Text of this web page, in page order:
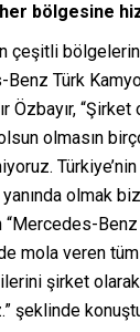
her bölgesine
çeşitli
Türk
Özbayır,
olmasın
Türkiye’nin
olmak
“Mercedes-
mola veren
şirket
şeklinde